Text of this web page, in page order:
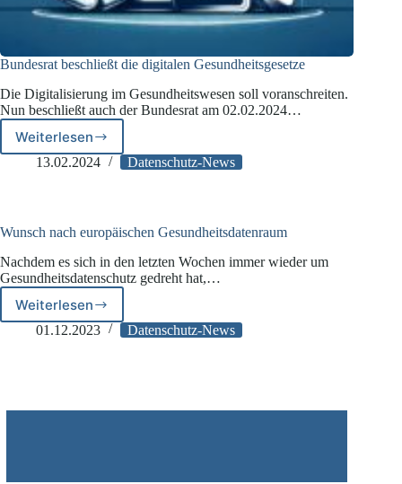
Bundesrat beschließt die digitalen Gesundheitsgesetze
Die Digitalisierung im Gesundheitswesen soll voranschreiten.
Nun beschließt auch der Bundesrat am 02.02.2024…
Weiterlesen
Bundesrat
beschließt
13.02.2024 Datenschutz-News
Wunsch nach europäischen Gesundheitsdatenraum
Nachdem es sich in den letzten Wochen immer wieder um
Gesundheitsdatenschutz gedreht hat,…
Weiterlesen
Wunsch
nach
01.12.2023 Datenschutz-News